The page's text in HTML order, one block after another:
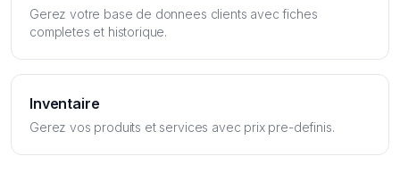
Gerez votre base de donnees clients avec fiches
completes et historique.
Inventaire
Gerez vos produits et services avec prix pre-definis.